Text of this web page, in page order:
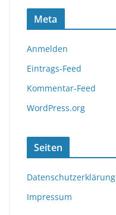
Meta
Anmelden
Eintrags-Feed
Kommentar-Feed
WordPress.org
Seiten
Datenschutzerklärung
Impressum